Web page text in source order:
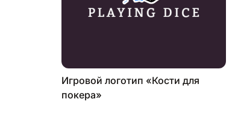
Игровой логотип «Кости для
покера»